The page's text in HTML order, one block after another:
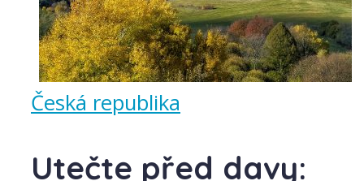
Česká republika
Utečte před davy: